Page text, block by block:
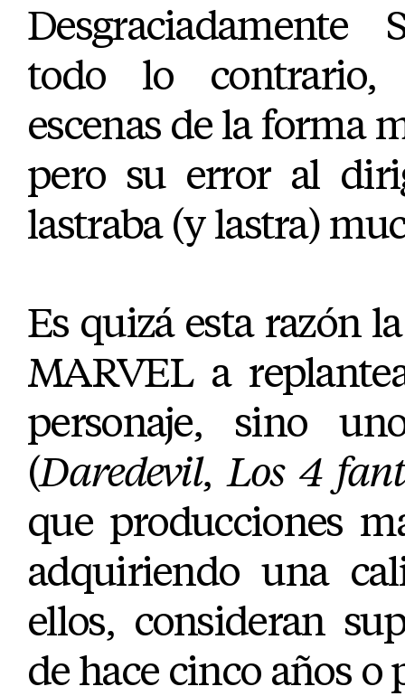
todo lo contrario,
escenas de la forma
pero su error al
lastraba (y lastra)
Es quizá esta razón
MARVEL a
personaje, sino
(Daredevil,Los 4
que producciones
adquiriendo una
ellos, consideran
de hace cinco años o